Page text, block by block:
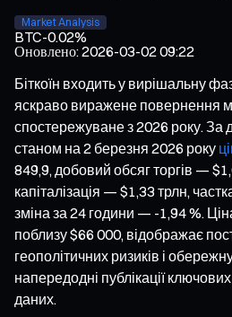
Market Analysis
BTC-0.02%
Оновлено:2026-03-02 09:22
Біткоїн входить у вирішальну
яскраво виражене повернення
спостережуване з 2026 року. За
станом на 2 березня 2026 року
849,9, добовий обсяг торгів —
капіталізація — $1,33 трлн,
зміна за 24 години — -1,94 %.
поблизу $66 000, відображає
геополітичних ризиків і
напередодні публікації
даних.